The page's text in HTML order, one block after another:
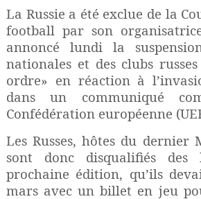
La Russie a été exclue de la
football par son
annoncé lundi la
nationales et des clubs
ordre» en réaction à
dans un communiqué
Confédération européenne
Les Russes, hôtes du dernier
sont donc disqualifiés des
prochaine édition, qu’ils
mars avec un billet en jeu